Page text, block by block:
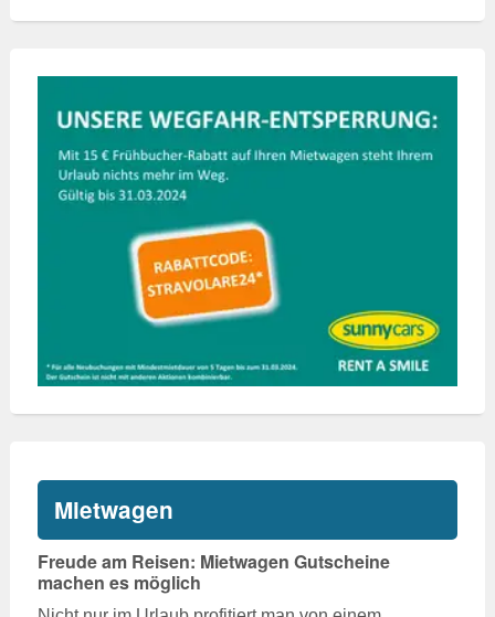
Mietwagen
Freude am Reisen: Mietwagen Gutscheine
machen es möglich